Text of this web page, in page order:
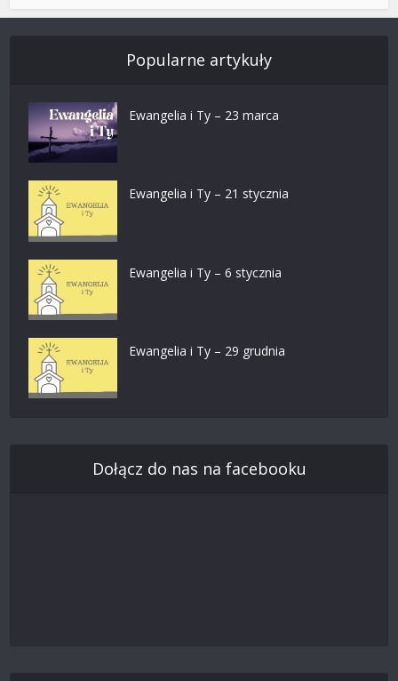
Popularne artykuły
Ewangelia i Ty – 23 marca
Ewangelia i Ty – 21 stycznia
Ewangelia i Ty – 6 stycznia
Ewangelia i Ty – 29 grudnia
Dołącz do nas na facebooku